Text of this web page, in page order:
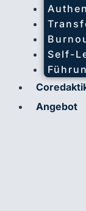
Self-
Angebot